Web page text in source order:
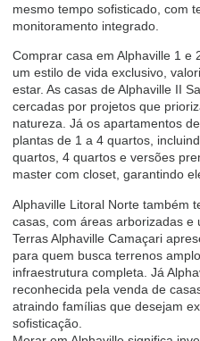
mesmo tempo sofisticado, com
monitoramento integrado.
Comprar casa em Alphaville 1 e
um estilo de vida exclusivo,
estar. As casas de Alphaville II
cercadas por projetos que
natureza. Já os apartamentos
plantas de 1 a 4 quartos,
quartos, 4 quartos e versões
master com closet, garantindo
Alphaville Litoral Norte também
casas, com áreas arborizadas e
Terras Alphaville Camaçari
para quem busca terrenos
infraestrutura completa. Já
reconhecida pela venda de
atraindo famílias que desejam
sofisticação.